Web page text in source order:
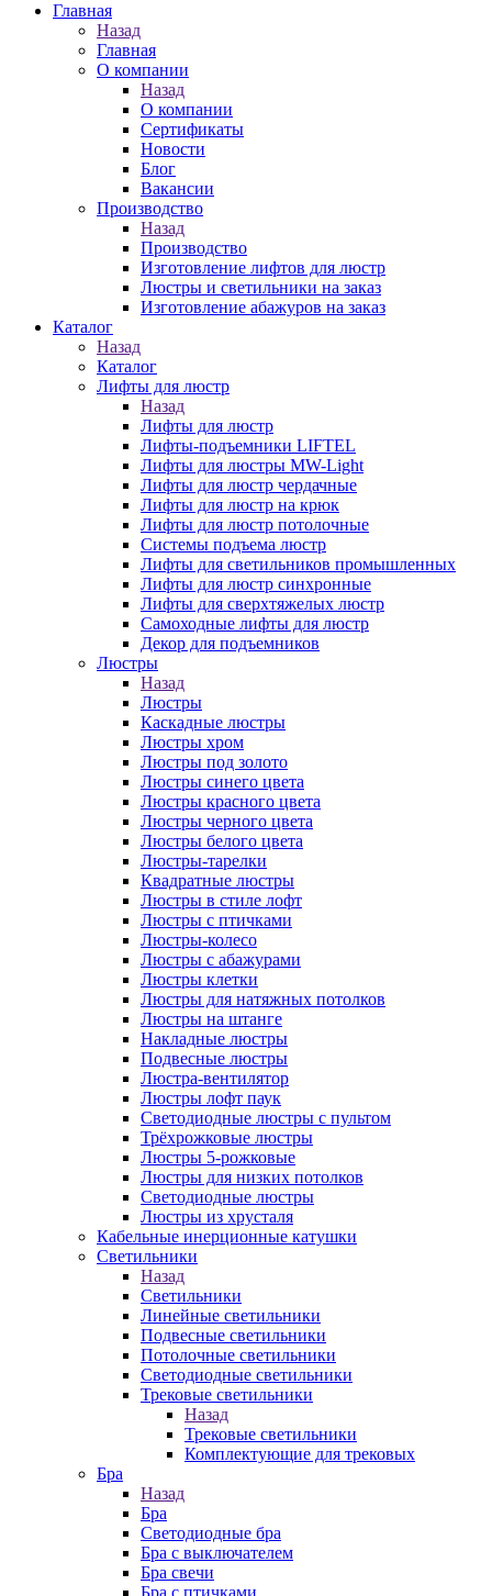
Главная
Назад
Главная
О компании
Назад
О компании
Сертификаты
Новости
Блог
Вакансии
Производство
Назад
Производство
Изготовление лифтов для люстр
Люстры и светильники на заказ
Изготовление абажуров на заказ
Каталог
Назад
Каталог
Лифты для люстр
Назад
Лифты для люстр
Лифты-подъемники LIFTEL
Лифты для люстры MW-Light
Лифты для люстр чердачные
Лифты для люстр на крюк
Лифты для люстр потолочные
Системы подъема люстр
Лифты для светильников промышленных
Лифты для люстр синхронные
Лифты для сверхтяжелых люстр
Самоходные лифты для люстр
Декор для подъемников
Люстры
Назад
Люстры
Каскадные люстры
Люстры хром
Люстры под золото
Люстры синего цвета
Люстры красного цвета
Люстры черного цвета
Люстры белого цвета
Люстры-тарелки
Квадратные люстры
Люстры в стиле лофт
Люстры с птичками
Люстры-колесо
Люстры с абажурами
Люстры клетки
Люстры для натяжных потолков
Люстры на штанге
Накладные люстры
Подвесные люстры
Люстра-вентилятор
Люстры лофт паук
Светодиодные люстры с пультом
Трёхрожковые люстры
Люстры 5-рожковые
Люстры для низких потолков
Cветодиодные люстры
Люстры из хрусталя
Кабельные инерционные катушки
Светильники
Назад
Светильники
Линейные светильники
Подвесные светильники
Потолочные светильники
Светодиодные светильники
Трековые светильники
Назад
Трековые светильники
Комплектующие для трековых
Бра
Назад
Бра
Светодиодные бра
Бра с выключателем
Бра свечи
Бра с птичками